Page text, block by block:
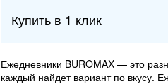
Купить в 1 клик
Ежедневники BUROMAX — это
каждый найдет вариант по вкусу.